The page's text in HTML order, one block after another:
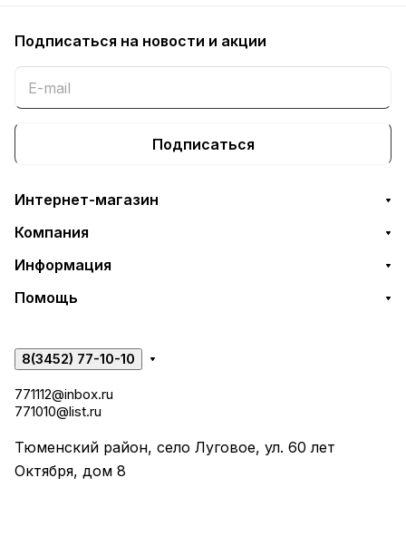
Подписаться на новости и акции
Подписаться
Интернет-магазин
Компания
Информация
Помощь
8(3452) 77-10-10
771112@inbox.ru
771010@list.ru
Тюменский район, село Луговое, ул. 60 лет
Октября, дом 8